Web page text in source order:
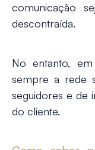
comunicação
descontraída.
No entanto,
sempre a rede
seguidores e de
do cliente.